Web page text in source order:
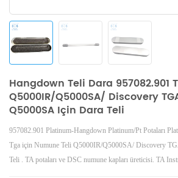
Hangdown Teli Dara 957082.901
Q5000IR/Q5000SA/ Discovery
Q5000SA Için Dara Teli
957082.901 Platinum-Hangdown Platinum/Pt Potaları
Tga için Numune Teli Q5000IR/Q5000SA/ Discovery
Teli . TA potaları ve DSC numune kapları üreticisi. TA